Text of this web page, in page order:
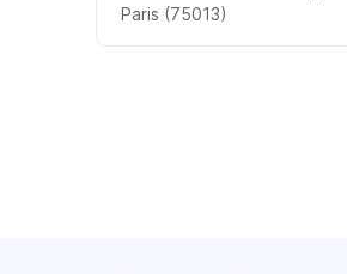
Paris (75013)